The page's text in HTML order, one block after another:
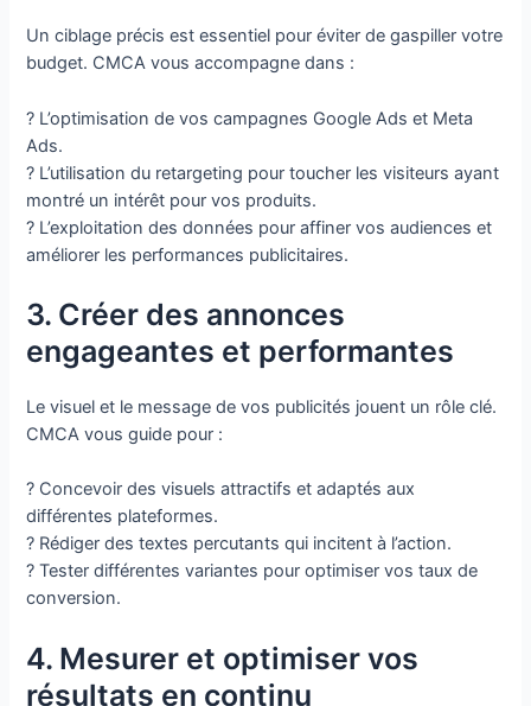
Un ciblage précis est essentiel pour éviter de gaspiller votre
budget. CMCA vous accompagne dans :
? L’optimisation de vos campagnes Google Ads et Meta
Ads.
? L’utilisation du retargeting pour toucher les visiteurs ayant
montré un intérêt pour vos produits.
? L’exploitation des données pour affiner vos audiences et
améliorer les performances publicitaires.
3. Créer des annonces
engageantes et performantes
Le visuel et le message de vos publicités jouent un rôle clé.
CMCA vous guide pour :
? Concevoir des visuels attractifs et adaptés aux
différentes plateformes.
? Rédiger des textes percutants qui incitent à l’action.
? Tester différentes variantes pour optimiser vos taux de
conversion.
4. Mesurer et optimiser vos
résultats en continu